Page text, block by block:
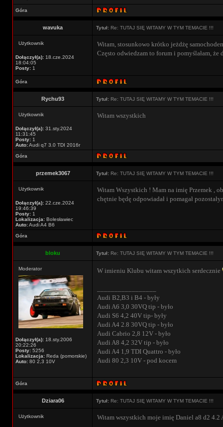
Góra
wavuka Tytuł: Re: TUTAJ SIĘ WITAMY W TYM TEMACIE !!!
Użytkownik
Dołączył(a): 18.cze.2024
18:04:05
Posty: 1
Witam, stosunkowo krótko jeżdżę
Często odwiedzam to forum i pomyślałam, że
Góra
Rychu93 Tytuł: Re: TUTAJ SIĘ WITAMY W TYM TEMACIE !!!
Użytkownik
Dołączył(a): 31.sty.2024
11:31:45
Posty: 1
Auto:Audi q7 3.0 TDI 2016r
Witam wszystkich
Góra
przemek3067 Tytuł: Re: TUTAJ SIĘ WITAMY W TYM TEMACIE !!!
Użytkownik
Dołączył(a): 22.cze.2024
19:46:39
Posty: 1
Lokalizacja: Bolesławiec
Auto:Audi A4 B6
Witam Wszystkich ! Mam na imię Przemek ,
chętnie będę odpowiadał i pomagał
Góra
bloku Tytuł: Re: TUTAJ SIĘ WITAMY W TYM TEMACIE !!!
Moderator
Dołączył(a): 18.sty.2006
20:22:26
Posty: 5256
Lokalizacja: Reda (pomorskie)
Auto: 80 2,3 10V
W imieniu Klubu witam wszytkich serdecznie
Audi B2,B3 i B4 - były
Audi A6 3,0 30VQ tip - było
Audi S6 4,2 40V tip- były
Audi A4 2.8 30VQ tip - było
Audi Cabrio 2,8 12V - było
Audi A8 4,2 32V tip - było
Audi A4 1,9 TDI Quattro - było
Audi 80 2,3 10V - pod kocem
Góra
Dziara06 Tytuł: Re: TUTAJ SIĘ WITAMY W TYM TEMACIE !!!
Użytkownik Witam wszystkich moje imię Daniel a8 d2 4.2